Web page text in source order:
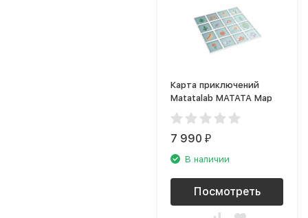
Карта приключений
Matatalab MATATA Map
7 990₽
В наличии
Посмотреть